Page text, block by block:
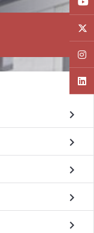
chevron_right
chevron_right
chevron_right
chevron_right
chevron_right